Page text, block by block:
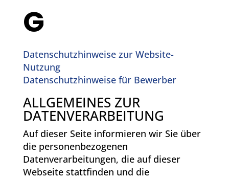
G
Datenschutzhinweise zur Website-
Nutzung
Datenschutzhinweise für Bewerber
ALLGEMEINES ZUR
DATENVERARBEITUNG
Auf dieser Seite informieren wir Sie über
die personenbezogenen
Datenverarbeitungen, die auf dieser
Webseite stattfinden und die